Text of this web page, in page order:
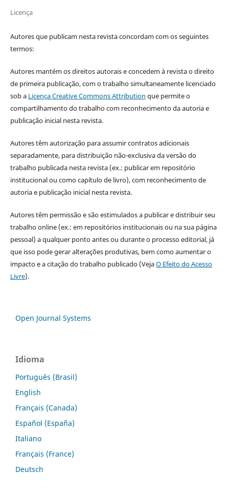
Licença
Autores que publicam nesta revista concordam com os seguintes
termos:
Autores mantém os direitos autorais e concedem à revista o direito
de primeira publicação, com o trabalho simultaneamente licenciado
sob a Licença Creative Commons Attribution que permite o
compartilhamento do trabalho com reconhecimento da autoria e
publicação inicial nesta revista.
Autores têm autorização para assumir contratos adicionais
separadamente, para distribuição não-exclusiva da versão do
trabalho publicada nesta revista (ex.: publicar em repositório
institucional ou como capítulo de livro), com reconhecimento de
autoria e publicação inicial nesta revista.
Autores têm permissão e são estimulados a publicar e distribuir seu
trabalho online (ex.: em repositórios institucionais ou na sua página
pessoal) a qualquer ponto antes ou durante o processo editorial, já
que isso pode gerar alterações produtivas, bem como aumentar o
impacto e a citação do trabalho publicado (VejaO Efeito do Acesso
Livre).
Open Journal Systems
Idioma
Português (Brasil)
English
Français (Canada)
Español (España)
Italiano
Français (France)
Deutsch